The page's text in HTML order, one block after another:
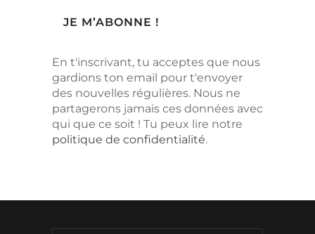
En t'inscrivant, tu acceptes que nous
gardions ton email pour t'envoyer
des nouvelles régulières. Nous ne
partagerons jamais ces données avec
qui que ce soit ! Tu peux lire notre
politique de confidentialité.